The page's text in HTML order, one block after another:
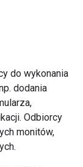
do wykonania
dodania
Odbiorcy
monitów,